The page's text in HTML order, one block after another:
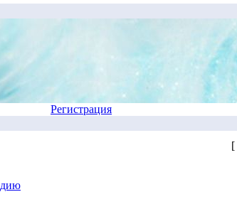
Регистрация
[